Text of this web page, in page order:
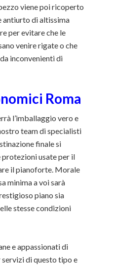
viene poi ricoperto
antiurto di altissima
per evitare che le
venire rigate o che
inconvenienti di
Roma
l’imballaggio vero e
team di specialisti
finale si
usate per il
il pianoforte. Morale
minima a voi sarà
piano sia
stesse condizioni
e appassionati di
di questo tipo e